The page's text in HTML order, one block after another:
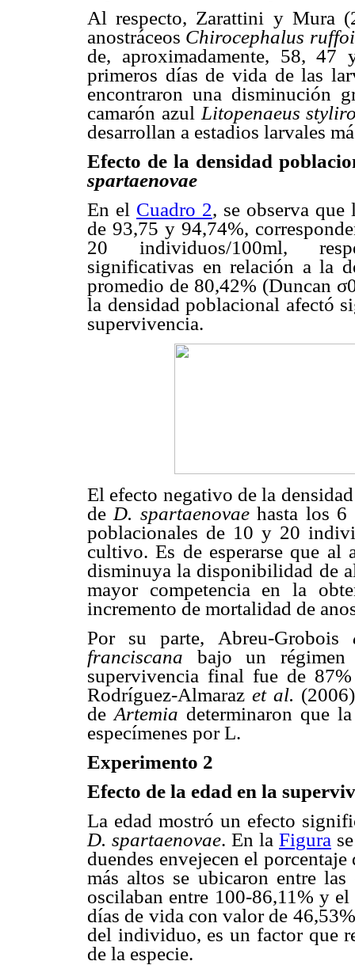
Al respecto, Zarattini y Mura
anostráceos Chirocephalus ruffoi
de, aproximadamente, 58,
primeros días de vida de las
encontraron una disminución
camarón azul Litopenaeus
desarrollan a estadios larvales
Efecto de la densidad
spartaenovae
En el Cuadro 2, se observa que
de 93,75 y 94,74%,
20 individuos/100ml,
significativas en relación a la
promedio de 80,42% (Duncan
la densidad poblacional afectó
supervivencia.
El efecto negativo de la
de D. spartaenovaehasta los 6
poblacionales de 10 y 20
cultivo. Es de esperarse que al
disminuya la disponibilidad de
mayor competencia en la
incremento de mortalidad de
Por su parte, Abreu-Grobois
franciscana bajo un
supervivencia final fue de
Rodríguez-Almarazet al.
de Artemia determinaron que
especímenes por L.
Experimento 2
Efecto de la edad en la
La edad mostró un efecto
D. spartaenovae. En la Figura
duendes envejecen el
más altos se ubicaron entre
oscilaban entre 100-86,11% y
días de vida con valor de
del individuo, es un factor que
de la especie.